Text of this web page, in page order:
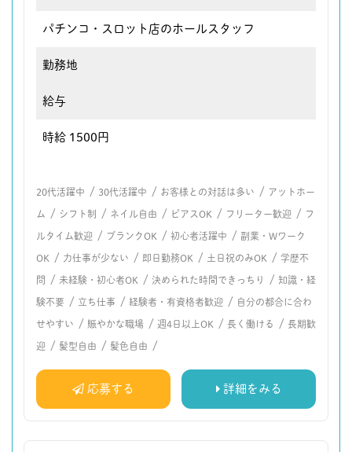
パチンコ・スロット店のホールスタッフ
勤務地
給与
時給 1500円
20代活躍中 / 30代活躍中 / お客様との対話は多い / アットホー
ム / シフト制 / ネイル自由 / ピアスOK / フリーター歓迎 / フ
ルタイム歓迎 / ブランクOK / 初心者活躍中 / 副業・Wワーク
OK / 力仕事が少ない / 即日勤務OK / 土日祝のみOK / 学歴不
問 / 未経験・初心者OK / 決められた時間できっちり / 知識・経
験不要 / 立ち仕事 / 経験者・有資格者歓迎 / 自分の都合に合わ
せやすい / 賑やかな職場 / 週4日以上OK / 長く働ける / 長期歓
迎 / 髪型自由 / 髪色自由 /
応募する 詳細をみる